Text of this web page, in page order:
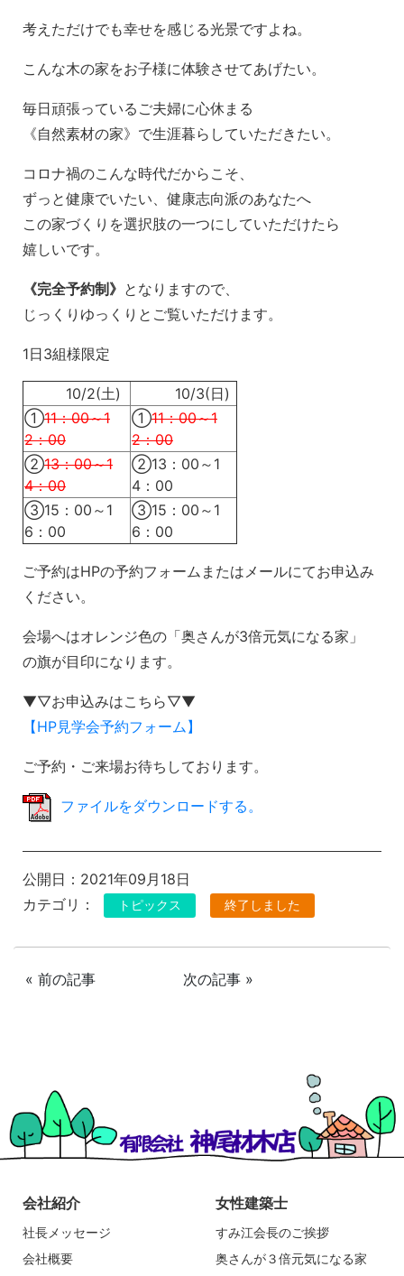
考えただけでも幸せを感じる光景ですよね。
こんな木の家をお子様に体験させてあげたい。
毎日頑張っているご夫婦に心休まる
《自然素材の家》で生涯暮らしていただきたい。
コロナ禍のこんな時代だからこそ、
ずっと健康でいたい、健康志向派のあなたへ
この家づくりを選択肢の一つにしていただけたら
嬉しいです。
《完全予約制》 となりますので、
じっくりゆっくりとご覧いただけます。
1日3組様限定
10/2(土)
10/3(日)
①11：00～1
2：00
①11：00～1
2：00
②13：00～1
4：00
②13：00～1
4：00
③15：00～1
6：00
③15：00～1
6：00
ご予約はHPの予約フォームまたはメールにてお申込み
ください。
会場へはオレンジ色の「奥さんが3倍元気になる家」
の旗が目印になります。
▼▽お申込みはこちら▽▼
【HP見学会予約フォーム】
ご予約・ご来場お待ちしております。
ファイルをダウンロードする。
公開日：2021年09月18日
カテゴリ：
トピックス 終了しました
« 前の記事 次の記事 »
会社紹介
社長メッセージ
会社概要
女性建築士
すみ江会長のご挨拶
奥さんが３倍元気になる家